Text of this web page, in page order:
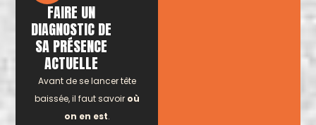
FAIRE UN
DIAGNOSTIC DE
SA PRÉSENCE
ACTUELLE
Avant de se lancer tête
baissée, il faut savoir où
on en est.